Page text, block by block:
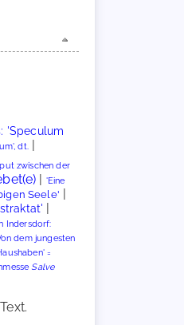
'Speculum
dt.|
zwischen der
| 'Eine
Seele' |
|
Indersdorf:
dem jungesten
=
Salve